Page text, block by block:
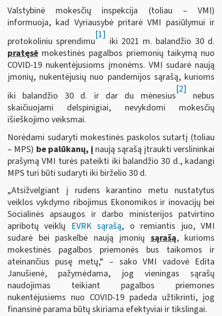
Valstybinė mokesčių inspekcija (toliau – VMI)
informuoja, kad Vyriausybė pritarė VMI pasiūlymui ir
protokoliniu sprendimu
[1]
iki 2021 m. balandžio 30 d.
pratęsė mokestinės pagalbos priemonių taikymą nuo
COVID-19 nukentėjusioms įmonėms. VMI sudarė naują
įmonių, nukentėjusių nuo pandemijos sąrašą, kurioms
iki balandžio 30 d. ir dar du mėnesius
[2]
nebus
skaičiuojami delspinigiai, nevykdomi mokesčių
išieškojimo veiksmai.
Norėdami sudaryti mokestinės paskolos sutartį (toliau
– MPS) be palūkanų, į naują sąrašą įtraukti verslininkai
prašymą VMI turės pateikti iki balandžio 30 d., kadangi
MPS turi būti sudaryti iki birželio 30 d.
„Atsižvelgiant į rudens karantino metu nustatytus
veiklos vykdymo ribojimus Ekonomikos ir inovacijų bei
Socialinės apsaugos ir darbo ministerijos patvirtino
apribotų veiklų EVRK sąrašą, o remiantis juo, VMI
sudarė bei paskelbė naują įmonių sąrašą, kurioms
mokestinės pagalbos priemonės bus taikomos ir
ateinančius pusę metų,“ – sako VMI vadovė Edita
Janušienė, pažymėdama, jog vieningas sąrašų
naudojimas teikiant pagalbos priemones
nukentėjusiems nuo COVID-19 padeda užtikrinti, jog
finansinė parama būtų skiriama efektyviai ir tikslingai.